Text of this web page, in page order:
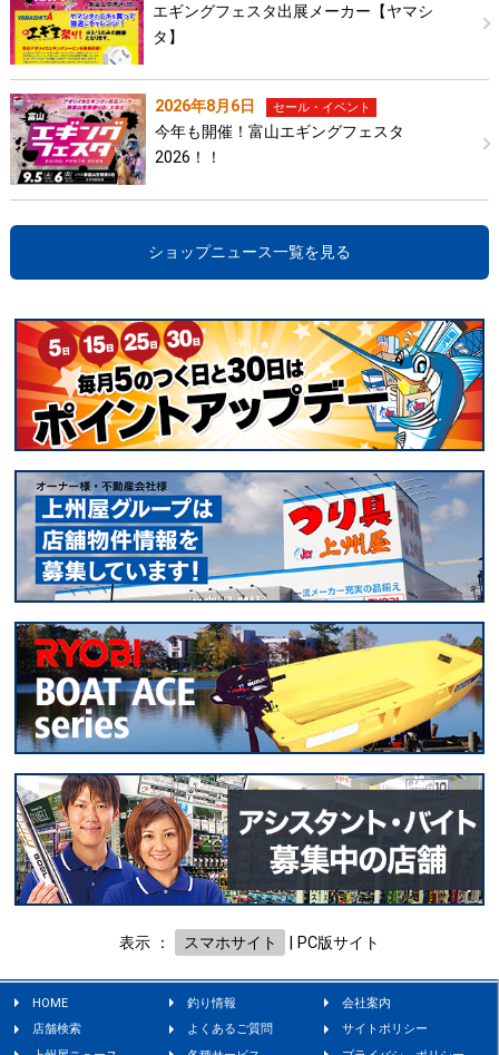
エギングフェスタ出展メーカー【ヤマシ
タ】
2026年8月6日 セール・イベント
今年も開催！富山エギングフェスタ
2026！！
ショップニュース一覧を見る
表示 ： スマホサイト PC版サイト
HOME 釣り情報
会社案内
店舗検索
よくあるご質問
サイトポリシー